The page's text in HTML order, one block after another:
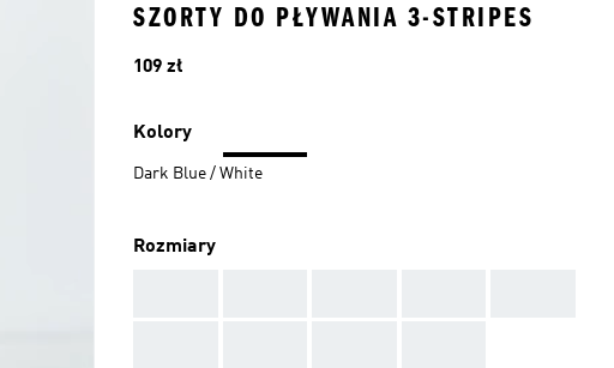
SZORTY DO PŁYWANIA 3-STRIPES
Cena
109 zł
Kolory
Dark Blue / White
Rozmiary